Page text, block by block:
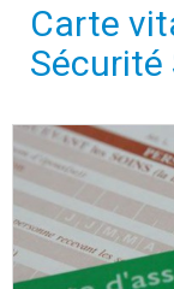
Carte
Sécurité